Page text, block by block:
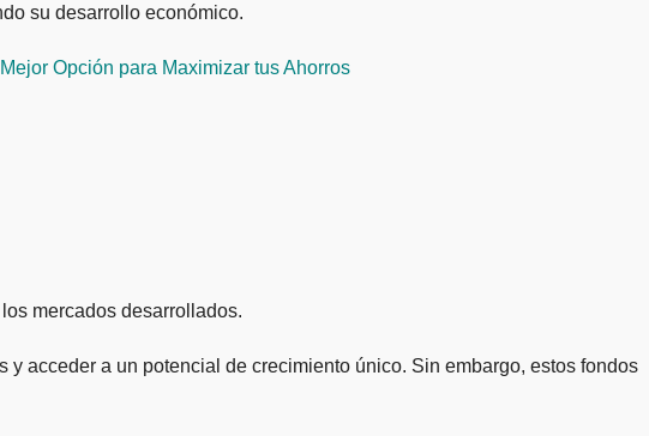
su desarrollo económico.
Opción para Maximizar tus Ahorros
mercados desarrollados.
acceder a un potencial de crecimiento único. Sin embargo, estos fondos